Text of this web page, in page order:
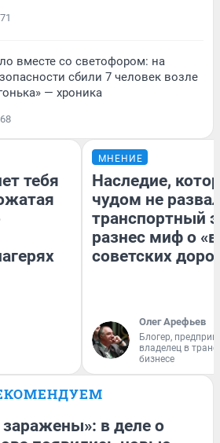
71
вместе со светофором: на
сбили 7 человек возле
— хроника
68
тебя
МНЕНИЕ
Наследие,
чудом не
транспортный
разнес миф о
советских
Олег Арефьев
Блогер,
владелец в
бизнесе
в деле о